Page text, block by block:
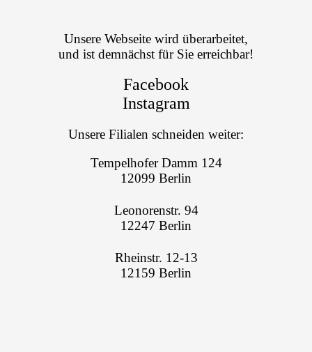
Unsere Webseite wird überarbeitet,
und ist demnächst für Sie erreichbar!
Facebook
Instagram
Unsere Filialen schneiden weiter:
Tempelhofer Damm 124
12099 Berlin
Leonorenstr. 94
12247 Berlin
Rheinstr. 12-13
12159 Berlin